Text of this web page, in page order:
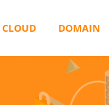
DOMAIN